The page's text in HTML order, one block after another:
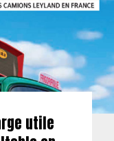
utile